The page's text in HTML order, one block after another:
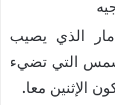
الذي يصيب
التي تضيء
الإثنين معا.